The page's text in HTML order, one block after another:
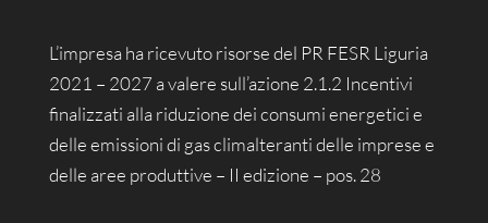
L’impresa ha ricevuto risorse del PR FESR Liguria
2021 – 2027 a valere sull’azione 2.1.2 Incentivi
finalizzati alla riduzione dei consumi energetici e
delle emissioni di gas climalteranti delle imprese e
delle aree produttive – II edizione – pos. 28